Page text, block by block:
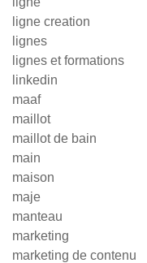
ligne creation
lignes
lignes et formations
linkedin
maaf
maillot
maillot de bain
main
maison
maje
manteau
marketing
marketing de contenu